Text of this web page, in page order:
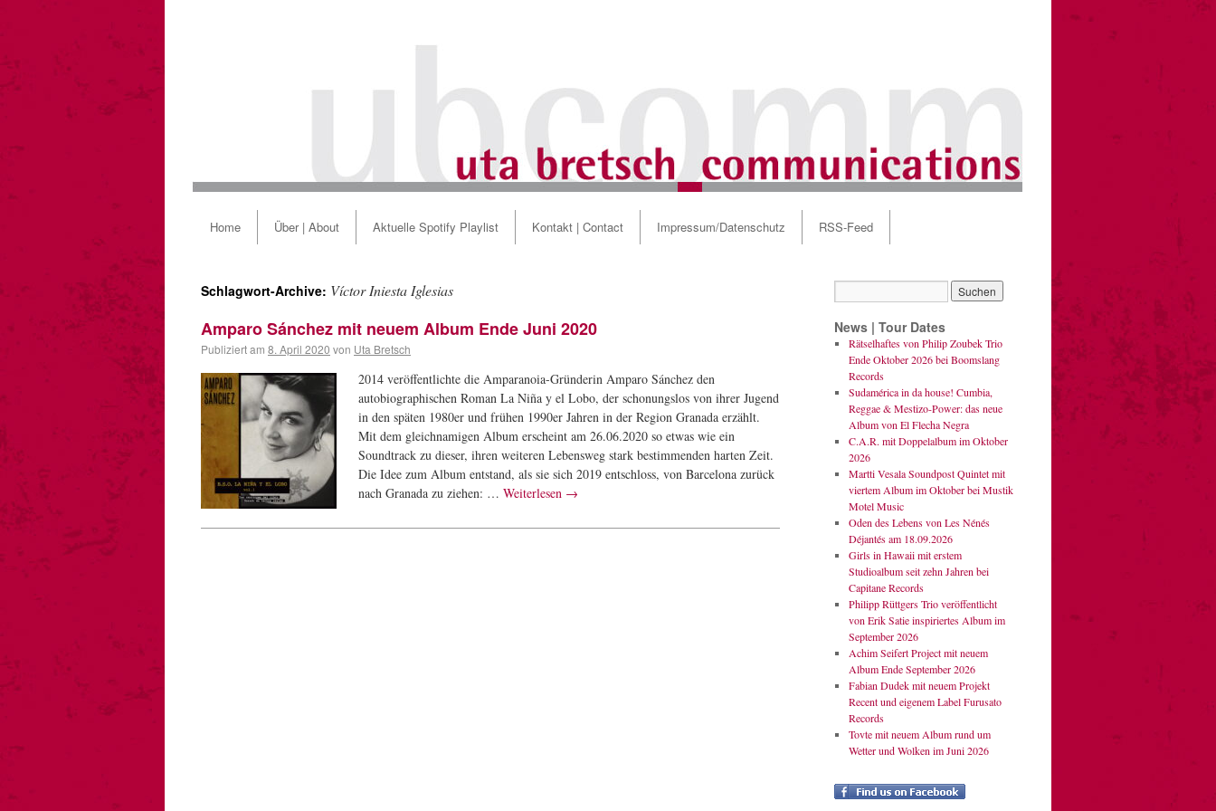
Home Über | About Aktuelle Spotify Playlist Kontakt | Contact Impressum/Datenschutz RSS-Feed
Schlagwort-Archive: Víctor Iniesta Iglesias
Amparo Sánchez mit neuem Album Ende Juni 2020
Publiziert am 8. April 2020 von Uta Bretsch
2014 veröffentlichte die Amparanoia-Gründerin Amparo Sánchez den
autobiographischen Roman La Niña y el Lobo, der schonungslos von ihrer Jugend
in den späten 1980er und frühen 1990er Jahren in der Region Granada erzählt.
Mit dem gleichnamigen Album erscheint am 26.06.2020 so etwas wie ein
Soundtrack zu dieser, ihren weiteren Lebensweg stark bestimmenden harten Zeit.
Die Idee zum Album entstand, als sie sich 2019 entschloss, von Barcelona zurück
nach Granada zu ziehen: … Weiterlesen →
News | Tour Dates
Rätselhaftes von Philip Zoubek Trio
Ende Oktober 2026 bei Boomslang
Records
Sudamérica in da house! Cumbia,
Reggae & Mestizo-Power: das neue
Album von El Flecha Negra
C.A.R. mit Doppelalbum im Oktober
2026
Martti Vesala Soundpost Quintet mit
viertem Album im Oktober bei Mustik
Motel Music
Oden des Lebens von Les Nénés
Déjantés am 18.09.2026
Girls in Hawaii mit erstem
Studioalbum seit zehn Jahren bei
Capitane Records
Philipp Rüttgers Trio veröffentlicht
von Erik Satie inspiriertes Album im
September 2026
Achim Seifert Project mit neuem
Album Ende September 2026
Fabian Dudek mit neuem Projekt
Recent und eigenem Label Furusato
Records
Tovte mit neuem Album rund um
Wetter und Wolken im Juni 2026